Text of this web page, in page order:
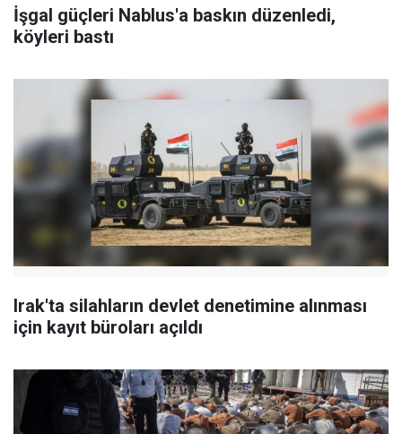
İşgal güçleri Nablus'a baskın düzenledi,
köyleri bastı
Irak'ta silahların devlet denetimine alınması
için kayıt büroları açıldı